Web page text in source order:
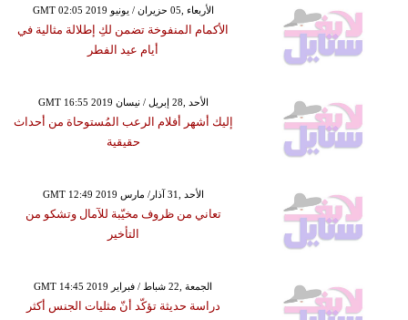
GMT 02:05 2019 الأربعاء ,05 حزيران / يونيو
الأكمام المنفوخة تضمن لكِ إطلالة مثالية في
أيام عيد الفطر
GMT 16:55 2019 الأحد ,28 إبريل / نيسان
إليك أشهر أفلام الرعب المُستوحاة من أحداث
حقيقية
GMT 12:49 2019 الأحد ,31 آذار/ مارس
تعاني من ظروف مخيّبة للآمال وتشكو من
التأخير
GMT 14:45 2019 الجمعة ,22 شباط / فبراير
دراسة حديثة تؤكّد أنّ مثليات الجنس أكثر